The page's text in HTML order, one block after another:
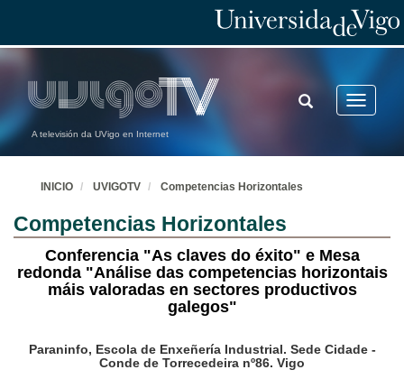
A televisión da UVigo en Internet
Toggle
TOGGLE
SEARCH
INICIO UVIGOTV Competencias Horizontales
Competencias Horizontales
Conferencia "As claves do éxito" e Mesa
redonda "Análise das competencias horizontais
máis valoradas en sectores productivos
galegos"
Paraninfo, Escola de Enxeñería Industrial. Sede Cidade -
Conde de Torrecedeira nº86. Vigo